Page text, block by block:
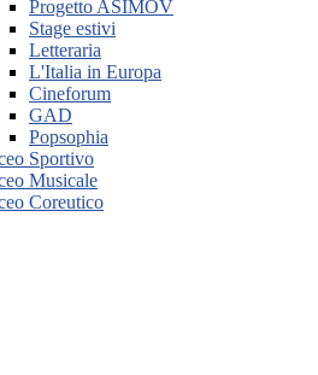
Progetto ASIMOV
Stage estivi
Letteraria
L'Italia in Europa
Cineforum
GAD
Popsophia
Sportivo
Musicale
Coreutico